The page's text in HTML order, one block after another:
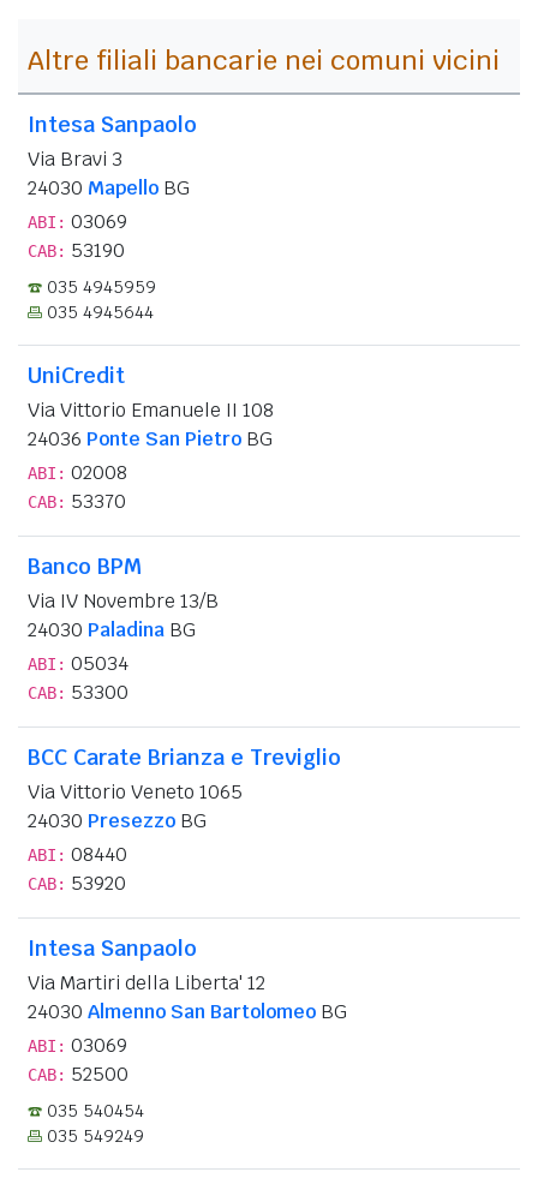
Altre filiali bancarie nei comuni vicini
Intesa Sanpaolo
Via Bravi 3
24030 Mapello BG
ABI: 03069
CAB: 53190
035 4945959
035 4945644
UniCredit
Via Vittorio Emanuele II 108
24036 Ponte San Pietro BG
ABI: 02008
CAB: 53370
Banco BPM
Via IV Novembre 13/B
24030 Paladina BG
ABI: 05034
CAB: 53300
BCC Carate Brianza e Treviglio
Via Vittorio Veneto 1065
24030 Presezzo BG
ABI: 08440
CAB: 53920
Intesa Sanpaolo
Via Martiri della Liberta' 12
24030 Almenno San Bartolomeo BG
ABI: 03069
CAB: 52500
035 540454
035 549249